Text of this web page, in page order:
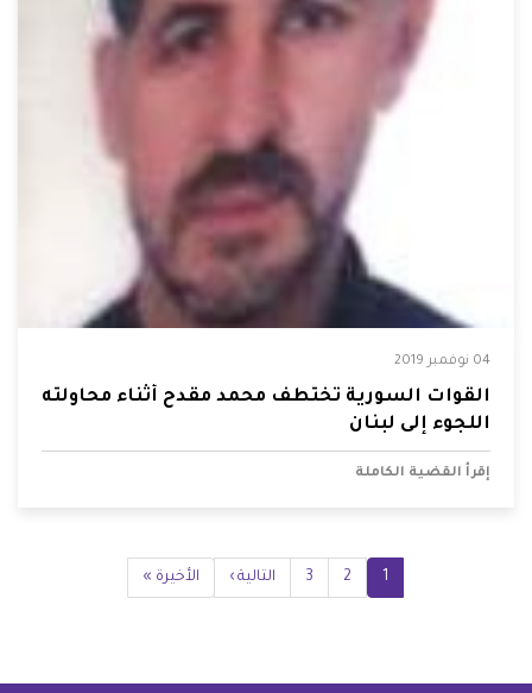
04 نوفمبر 2019
القوات السورية تختطف محمد مقدح أثناء محاولته
اللجوء إلى لبنان
إقرأ القضية الكاملة
Current
page
1 الصفحة
2 الصفحة
3
Next
page
التالية ›
Last
page
الأخيرة »